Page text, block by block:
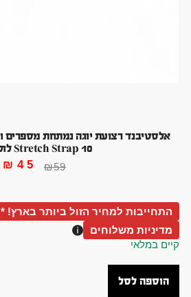
Stretch Strap 10 לולאות
₪59
₪ 45
התחייבות למחיר הזול ביותר בארץ! *
מדיניות משלוחים
קיים במלאי
הוספה לסל